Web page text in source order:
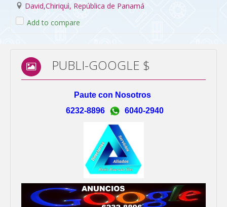
David,Chiriquì, República de Panamá
Add to compare
PUBLI-GOOGLE $
Paute con Nosotros
6232-8896
6040-2940